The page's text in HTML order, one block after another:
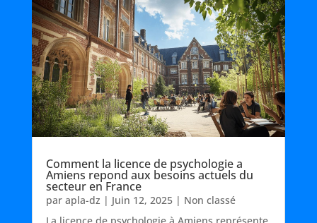
Comment la licence de psychologie a
Amiens repond aux besoins actuels du
secteur en France
par apla-dz | Juin 12, 2025| Non classé